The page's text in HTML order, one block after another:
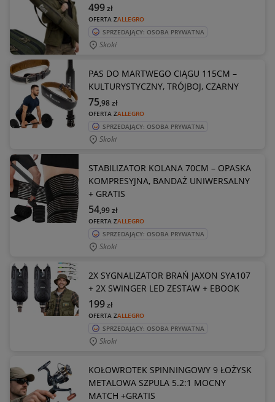
OFERTA ZALLEGRO
499zł
SPRZEDAJĄCY: OSOBA PRYWATNA
Skoki
PAS DO MARTWEGO CIĄGU 115CM –
KULTURYSTYCZNY, TRÓJBOJ, CZARNY
OFERTA ZALLEGRO
75,98zł
SPRZEDAJĄCY: OSOBA PRYWATNA
Skoki
STABILIZATOR KOLANA 70CM – OPASKA
KOMPRESYJNA, BANDAŻ UNIWERSALNY
+ GRATIS
OFERTA ZALLEGRO
54,99zł
SPRZEDAJĄCY: OSOBA PRYWATNA
Skoki
2X SYGNALIZATOR BRAŃ JAXON SYA107
+ 2X SWINGER LED ZESTAW + EBOOK
OFERTA ZALLEGRO
199zł
SPRZEDAJĄCY: OSOBA PRYWATNA
Skoki
KOŁOWROTEK SPINNINGOWY 9 ŁOŻYSK
METALOWA SZPULA 5.2:1 MOCNY
MATCH +GRATIS